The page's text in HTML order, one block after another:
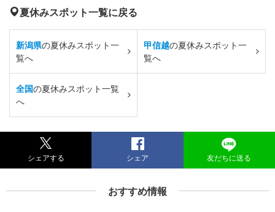
夏休みスポット一覧に戻る
新潟県の夏休みスポット一
覧へ
甲信越の夏休みスポット一
覧へ
全国の夏休みスポット一覧
へ
シェアする シェア 友だちに送る
おすすめ情報